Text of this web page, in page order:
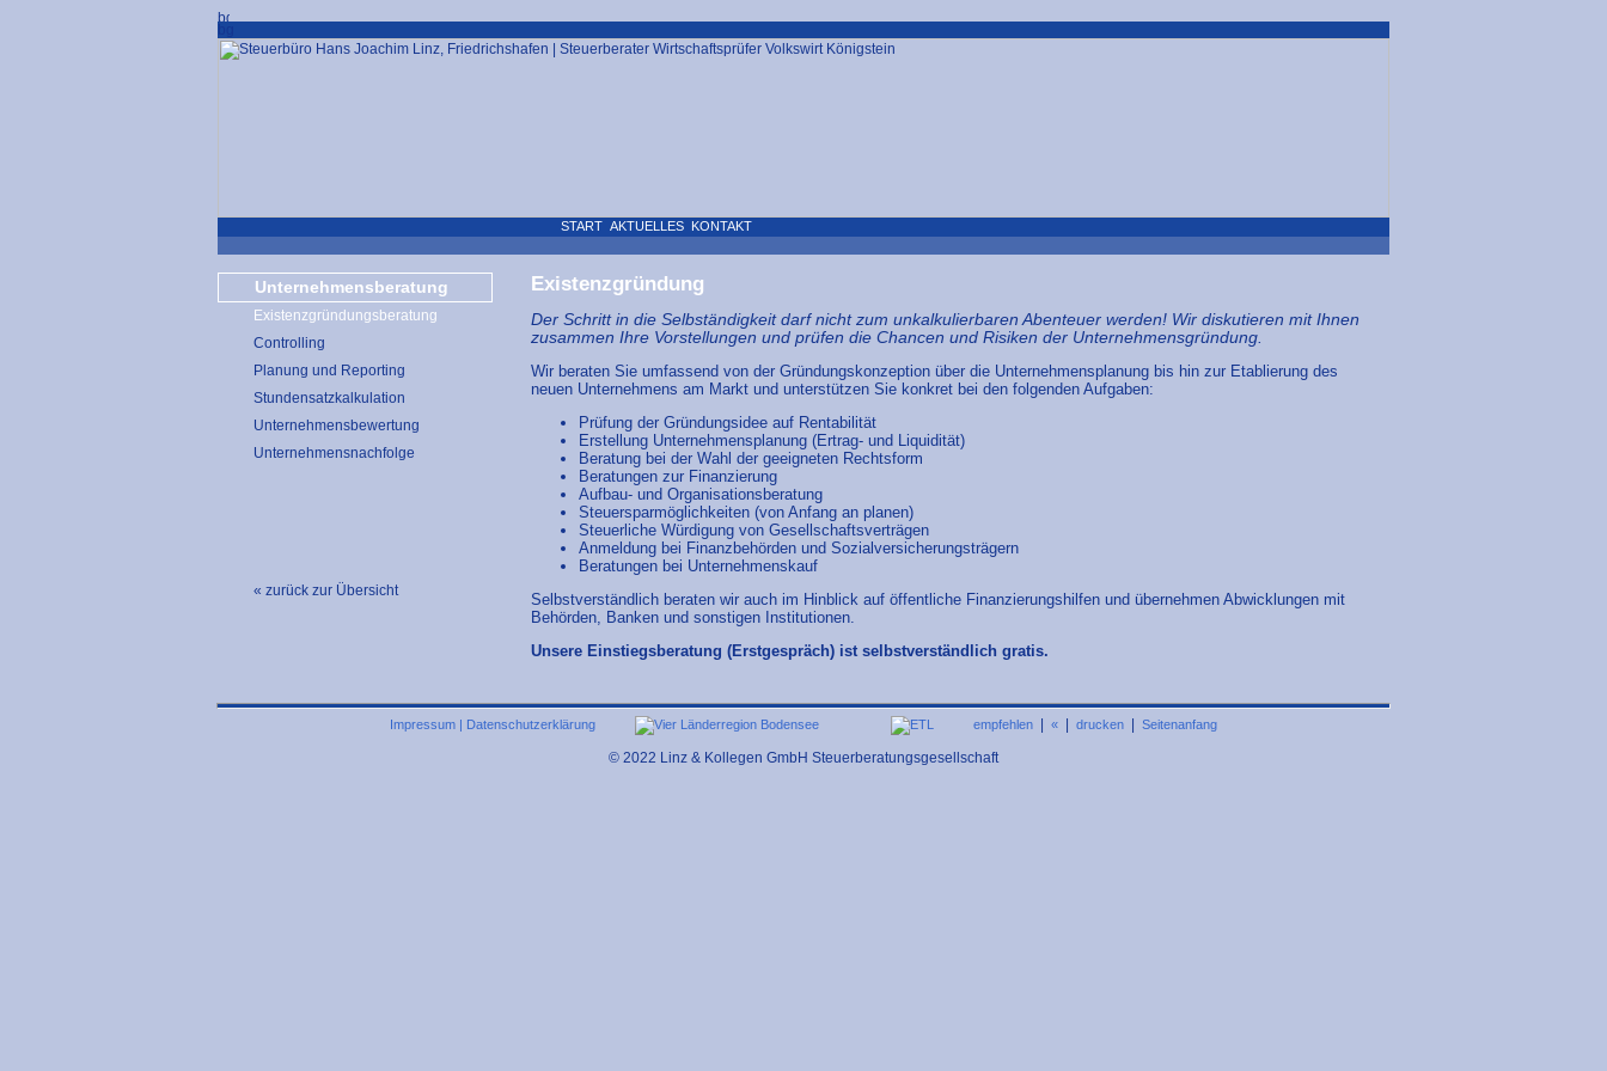
START AKTUELLES KONTAKT
Unternehmensberatung
Existenzgründungsberatung
Controlling
Planung und Reporting
Stundensatzkalkulation
Unternehmensbewertung
Unternehmensnachfolge
« zurück zur Übersicht
Existenzgründung
Der Schritt in die Selbständigkeit darf nicht zum unkalkulierbaren Abenteuer werden! Wir diskutieren mit Ihnen
zusammen Ihre Vorstellungen und prüfen die Chancen und Risiken der Unternehmensgründung.
Wir beraten Sie umfassend von der Gründungskonzeption über die Unternehmensplanung bis hin zur Etablierung des
neuen Unternehmens am Markt und unterstützen Sie konkret bei den folgenden Aufgaben:
Prüfung der Gründungsidee auf Rentabilität
Erstellung Unternehmensplanung (Ertrag- und Liquidität)
Beratung bei der Wahl der geeigneten Rechtsform
Beratungen zur Finanzierung
Aufbau- und Organisationsberatung
Steuersparmöglichkeiten (von Anfang an planen)
Steuerliche Würdigung von Gesellschaftsverträgen
Anmeldung bei Finanzbehörden und Sozialversicherungsträgern
Beratungen bei Unternehmenskauf
Selbstverständlich beraten wir auch im Hinblick auf öffentliche Finanzierungshilfen und übernehmen Abwicklungen mit
Behörden, Banken und sonstigen Institutionen.
Unsere Einstiegsberatung (Erstgespräch) ist selbstverständlich gratis.
Impressum | Datenschutzerklärung empfehlen « drucken Seitenanfang
© 2022 Linz & Kollegen GmbH Steuerberatungsgesellschaft